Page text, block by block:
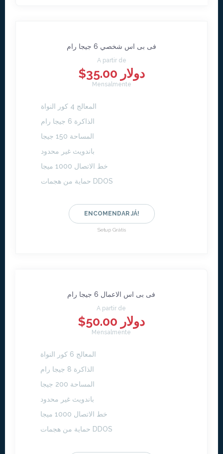
فى بى اس شخصي 6 جيجا رام
A partir de
$35.00 دولار
Mensalmente
المعالج 4 كور النواة
الذاكرة 6 جيجا رام
المساحة 150 جيجا
باندويث غير محدود
خط الاتصال 1000 ميجا
حماية من هجمات DDOS
ENCOMENDAR JÁ!
Setup Grátis
فى بى اس الاعمال 6 جيجا رام
A partir de
$50.00 دولار
Mensalmente
المعالج 6 كور النواة
الذاكرة 8 جيجا رام
المساحة 200 جيجا
باندويث غير محدود
خط الاتصال 1000 ميجا
حماية من هجمات DDOS